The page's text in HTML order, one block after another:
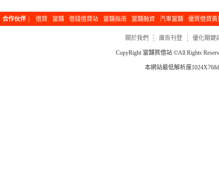
合作伙伴 借貸 當舖 借錢借貸站 當舖指南 當舖融資 汽車當舖 優質借貸黃
關於我們 廣告刊登 優化關鍵
CopyRight當舖質借站 ©All Rights
本網站最低解析度